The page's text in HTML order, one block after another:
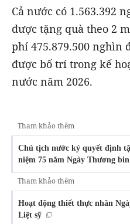
Cả nước có 1.563.392
được tặng quà theo 2
phí 475.879.500 nghìn
được bố trí trong kế
nước năm 2026.
Tham khảo thêm
Chủ tịch nước ký quyết định
niệm 75 năm Ngày Thương
Tham khảo thêm
Hoạt động thiết thực nhân
Liệt sỹ